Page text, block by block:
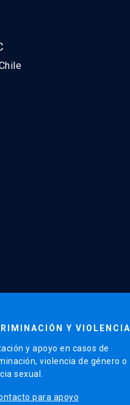
Y VIOLENCIA
y apoyo en casos de
violencia de género o
sexual.
para apoyo